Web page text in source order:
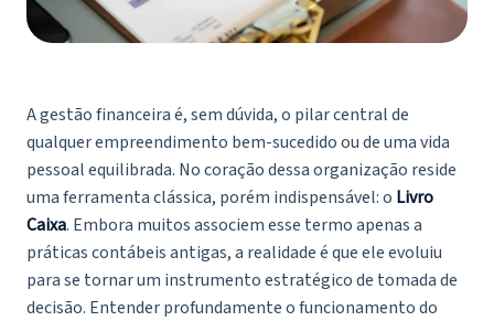
A gestão financeira é, sem dúvida, o pilar central de
qualquer empreendimento bem-sucedido ou de uma vida
pessoal equilibrada. No coração dessa organização reside
uma ferramenta clássica, porém indispensável: o Livro
Caixa. Embora muitos associem esse termo apenas a
práticas contábeis antigas, a realidade é que ele evoluiu
para se tornar um instrumento estratégico de tomada de
decisão. Entender profundamente o funcionamento do